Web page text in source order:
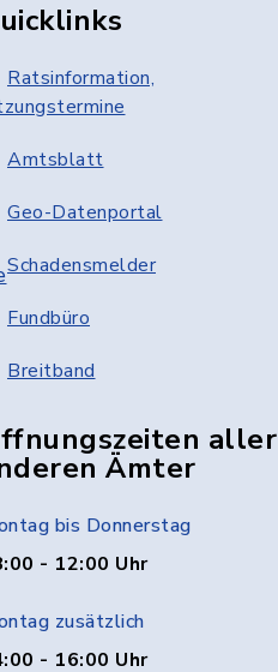
Ratsinformation,
Amtsblatt
Geo-Datenportal
Schadensmelder
Fundbüro
Breitband
aller
Ämter
bis Donnerstag
- 12:00 Uhr
zusätzlich
- 16:00 Uhr